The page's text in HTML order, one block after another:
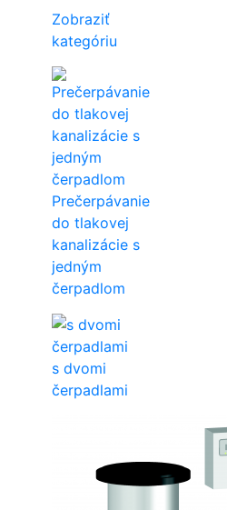
Zobraziť
kategóriu
Prečerpávanie
do tlakovej
kanalizácie s
jedným
čerpadlom
s dvomi
čerpadlami